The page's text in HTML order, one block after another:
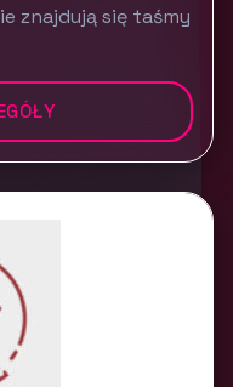
znajdują się taśmy